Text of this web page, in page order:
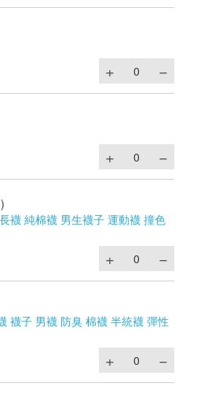
襪 純棉襪 男生襪子 運動襪 撞色
襪子 男襪 防臭 棉襪 半統襪 彈性